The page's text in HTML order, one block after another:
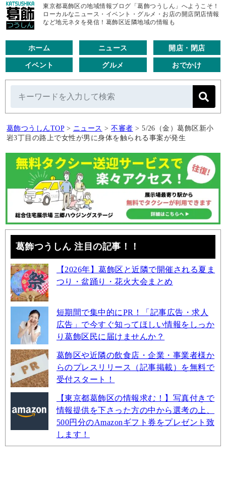
東京都葛飾区の地域情報ブログ「葛飾つうしん」へようこそ！
ローカルなニュース・イベント・グルメ・お店の開店閉店情報
など地元ネタを発信！葛飾区近隣地域の情報も
ホーム ニュース 開店・閉店
イベント グルメ おでかけ
葛飾つうしんTOP > ニュース > 不審者 > 5/26（金）葛飾区新小
岩3丁目の路上で女性が男に身体を触られる事案が発生
葛飾つうしん 注目の記事！！
【2026年】葛飾区と近隣で開催される夏ま
つり・盆踊り・花火大会まとめ
短期間で集中的にPR！「記事広告・求人
広告」で今すぐ知ってほしい情報をしっか
り葛飾区民に届けませんか？
葛飾区や近隣の飲食店・企業・事業者様か
らのプレスリリース（記事掲載）を無料で
受付スタート！
【東京都葛飾区の情報求む！】写真付きで
情報提供を下さった方の中から選考の上、
500円分のAmazonギフト券をプレゼント致
します！